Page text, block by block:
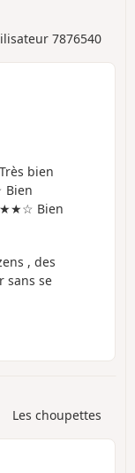
7876540
bien
Bien
, des
sans se
Les choupettes